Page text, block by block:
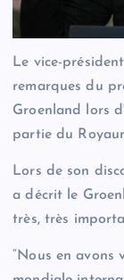
Le vice-
remarques du
Groenland lors
partie du
Lors de son
a décrit le
très, très
“Nous en avons